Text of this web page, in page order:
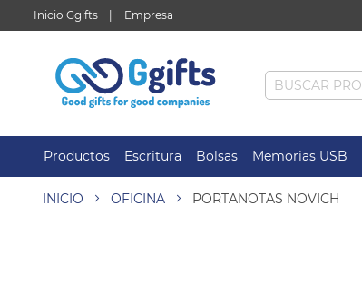
Inicio Ggifts Empresa
Productos Escritura Bolsas Memorias USB
INICIO OFICINA PORTANOTAS NOVICH